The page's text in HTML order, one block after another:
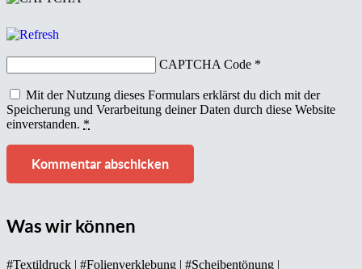
CAPTCHA Code *
Mit der Nutzung dieses Formulars erklärst du dich mit der
Speicherung und Verarbeitung deiner Daten durch diese Website
einverstanden. *
Kommentar abschicken
Was wir können
#Textildruck | #Folienverklebung | #Scheibentönung |